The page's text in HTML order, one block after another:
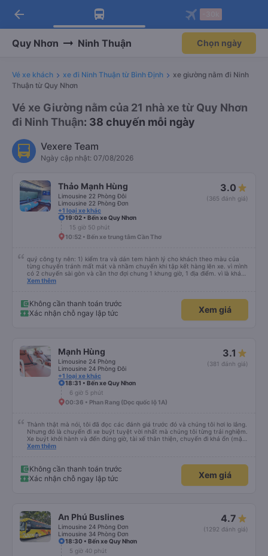
Tải app Vexere ngay!
Nhận ưu đãi thành viên độc
Mở app
Tải app Vexere
-30k/ghế khi đặt vé máy bay qua
Mở app
arrow_back
Quy Nhơn Ninh Thuận Chọn ngày
Vé xe khách xe đi Ninh Thuận từ Bình Định
xe giường nằm đi Ninh
Thuận từ Quy Nhơn
Vé xe Giường nằm của 21 nhà xe từ Quy Nhơn
đi Ninh Thuận: 38 chuyến mỗi ngày
Vexere Team
Ngày cập nhật: 07/08/2026
Thảo Mạnh Hùng
Limousine 22 Phòng Đôi
Limousine 22 Phòng Đơn
+1 loại xe khác
3.0
(365 đánh giá)
19:02 • Bến xe Quy Nhơn
15 giờ 50 phút
10:52 • Bến xe trung tâm Cần Thơ
quý công ty nên: 1) kiểm tra và dán tem hành lý cho khách theo màu của
từng chuyến tránh mất mát và nhầm chuyến khi tập kết hàng lên xe. vì mình
có 2 chuyến sài gòn và cần thơ đợi chung 1 khung giờ, 1 địa điểm. vì là khách
thân thiết của quý công ty nên rất hài lòng và tin tưởng. tuy nhiên rất mong
thì chắc chắn quy công ty là nhà xe được yêu thích và lựa chọn số 1 quy
nhơn. rất cảm ơn quý anh chị em cty cũng như chị Thảo đã lắng nghe và
tiếp nhận. " khách hàng thân thiết nhiều năm của nhà xe từ thời sinh viên"
Xem thêm
Không cần thanh toán trước
Xác nhận chỗ ngay lập tức
Xem giá
Mạnh Hùng
Limousine 24 Phòng
Limousine 24 Phòng Đôi
+1 loại xe khác
3.1
(381 đánh giá)
18:31 • Bến xe Quy Nhơn
6 giờ 5 phút
00:36 • Phan Rang (Dọc quốc lộ 1A)
Thành thật mà nói, tôi đã đọc các đánh giá trước đó và chúng tôi hơi lo lắng.
Nhưng đó là chuyến đi xe buýt tuyệt vời nhất mà chúng tôi từng trải nghiệm.
Xe buýt khởi hành và đến đúng giờ, tài xế thân thiện, chuyến đi khá ổn (mặc
dù vẫn hơi xóc, nhưng đó là đặc trưng của Việt Nam ^^), và chỗ ngồi thoải
Xem thêm
Không cần thanh toán trước
Xác nhận chỗ ngay lập tức
Xem giá
An Phú Buslines
Limousine 24 Phòng Đơn
Limousine 34 Phòng Đơn
4.7
(1292 đánh giá)
18:30 • Bến xe Quy Nhơn
5 giờ 40 phút